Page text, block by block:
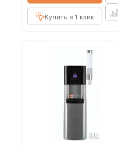
Купить в 1 клик